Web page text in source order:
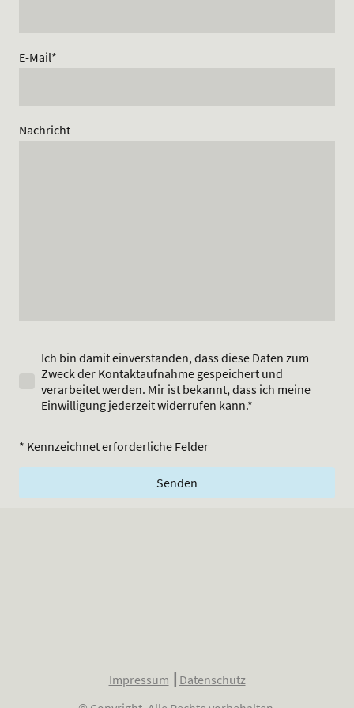
E-Mail*
Nachricht
Ich bin damit einverstanden, dass diese Daten zum
Zweck der Kontaktaufnahme gespeichert und
verarbeitet werden. Mir ist bekannt, dass ich meine
Einwilligung jederzeit widerrufen kann.*
* Kennzeichnet erforderliche Felder
Senden
Impressum
Datenschutz